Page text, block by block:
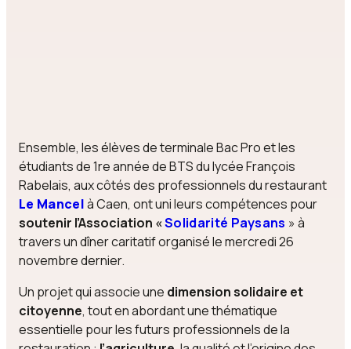
Ensemble, les élèves de terminale Bac Pro et les
étudiants de 1re année de BTS du lycée François
Rabelais, aux côtés des professionnels du restaurant
Le Mancelà Caen, ont uni leurs compétences pour
soutenir l’Association «Solidarité Paysans » à
travers un dîner caritatif organisé le mercredi 26
novembre dernier.
Un projet qui associe une dimension solidaire et
citoyenne, tout en abordant une thématique
essentielle pour les futurs professionnels de la